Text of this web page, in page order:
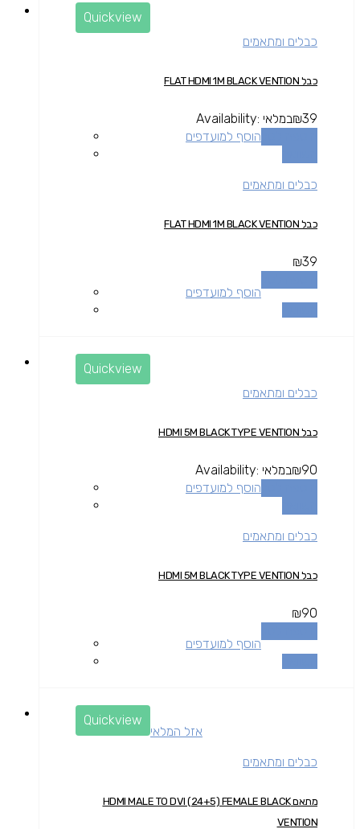
Quickview
כבלים ומתאמים
כבל FLAT HDMI 1M BLACK VENTION
₪39
Availability: במלאי
הוסף למועדפים
כבלים ומתאמים
כבל FLAT HDMI 1M BLACK VENTION
₪39
הוסף למועדפים
Quickview
כבלים ומתאמים
כבל HDMI 5M BLACK TYPE VENTION
₪90
Availability: במלאי
הוסף למועדפים
כבלים ומתאמים
כבל HDMI 5M BLACK TYPE VENTION
₪90
הוסף למועדפים
Quickview
אזל המלאי
כבלים ומתאמים
מתאם HDMI MALE TO DVI (24+5) FEMALE BLACK
VENTION